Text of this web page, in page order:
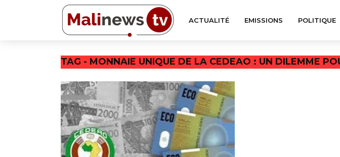
ACTUALITÉ EMISSIONS POLITIQUE
TAG - MONNAIE UNIQUE DE LA CEDEAO : UN DILEMME